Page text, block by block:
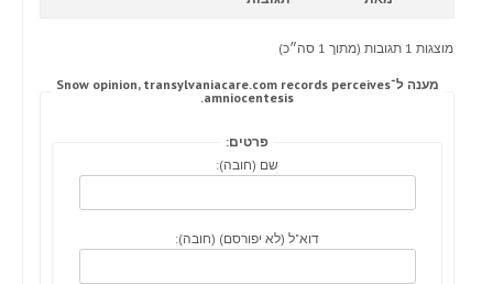
מוצגות 1 תגובות (מתוך 1 סה״כ)
מענה ל־Snow opinion, transylvaniacare.com records perceives
amniocentesis.
פרטים:
שם (חובה):
דוא"ל (לא יפורסם) (חובה):